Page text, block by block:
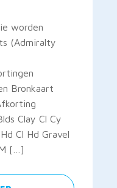
worden
(Admiralty
Bronkaart
Clay Cl Cy
Cl Hd Gravel
[…]